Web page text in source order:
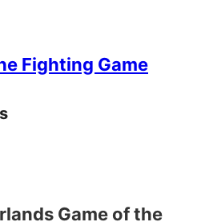
Fighting Game
Game of the